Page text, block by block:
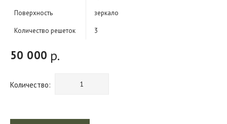
Поверхность зеркало
Количество решеток 3
50 000 р.
Количество: